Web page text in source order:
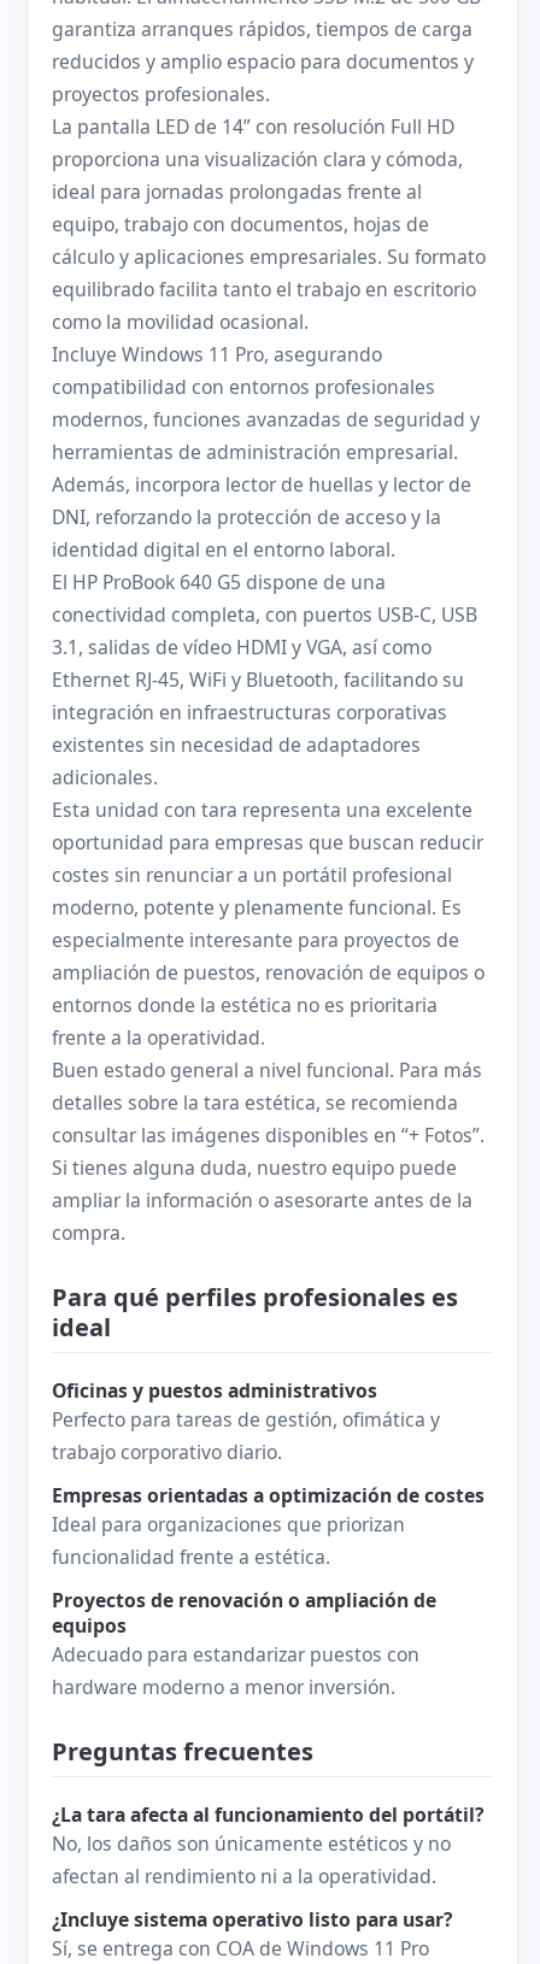
garantiza arranques rápidos, tiempos de carga
reducidos y amplio espacio para documentos y
proyectos profesionales.
La pantalla LED de 14” con resolución Full HD
proporciona una visualización clara y cómoda,
ideal para jornadas prolongadas frente al
equipo, trabajo con documentos, hojas de
cálculo y aplicaciones empresariales. Su formato
equilibrado facilita tanto el trabajo en escritorio
como la movilidad ocasional.
Incluye Windows 11 Pro, asegurando
compatibilidad con entornos profesionales
modernos, funciones avanzadas de seguridad y
herramientas de administración empresarial.
Además, incorpora lector de huellas y lector de
DNI, reforzando la protección de acceso y la
identidad digital en el entorno laboral.
El HP ProBook 640 G5 dispone de una
conectividad completa, con puertos USB-C, USB
3.1, salidas de vídeo HDMI y VGA, así como
Ethernet RJ-45, WiFi y Bluetooth, facilitando su
integración en infraestructuras corporativas
existentes sin necesidad de adaptadores
adicionales.
Esta unidad con tara representa una excelente
oportunidad para empresas que buscan reducir
costes sin renunciar a un portátil profesional
moderno, potente y plenamente funcional. Es
especialmente interesante para proyectos de
ampliación de puestos, renovación de equipos o
entornos donde la estética no es prioritaria
frente a la operatividad.
Buen estado general a nivel funcional. Para más
detalles sobre la tara estética, se recomienda
consultar las imágenes disponibles en “+ Fotos”.
Si tienes alguna duda, nuestro equipo puede
ampliar la información o asesorarte antes de la
compra.
Para qué perfiles profesionales es
ideal
Oficinas y puestos administrativos
Perfecto para tareas de gestión, ofimática y
trabajo corporativo diario.
Empresas orientadas a optimización de costes
Ideal para organizaciones que priorizan
funcionalidad frente a estética.
Proyectos de renovación o ampliación de
equipos
Adecuado para estandarizar puestos con
hardware moderno a menor inversión.
Preguntas frecuentes
¿La tara afecta al funcionamiento del portátil?
No, los daños son únicamente estéticos y no
afectan al rendimiento ni a la operatividad.
¿Incluye sistema operativo listo para usar?
Sí, se entrega con COA de Windows 11 Pro